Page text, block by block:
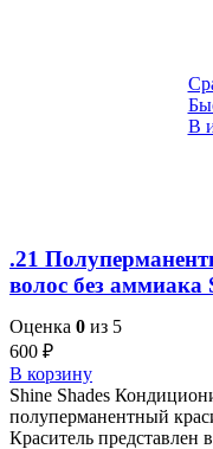
В
.21
волос без аммиака
Оценка 0 из 5
600 ₽
В корзину
Shine Shades
полуперманентный
Краситель представлен